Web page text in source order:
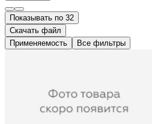
Показывать по 32
Скачать файл
Применяемость
Все фильтры